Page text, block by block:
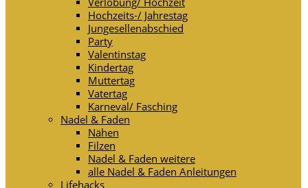
Hochzeits-/ Jahrestag
Jungesellenabschied
Party
Valentinstag
Kindertag
Muttertag
Vatertag
Karneval/ Fasching
Nadel & Faden
Nähen
Filzen
Nadel & Faden weitere
alle Nadel & Faden Anleitungen
Lifehacks